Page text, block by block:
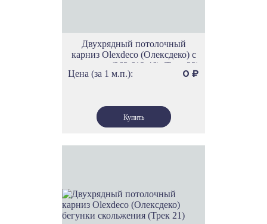
Двухрядный потолочный
карниз Olexdeco (Олексдеко) c
роликами (363.612.46) (Трек 23)
Цена (за 1 м.п.):
0 ₽